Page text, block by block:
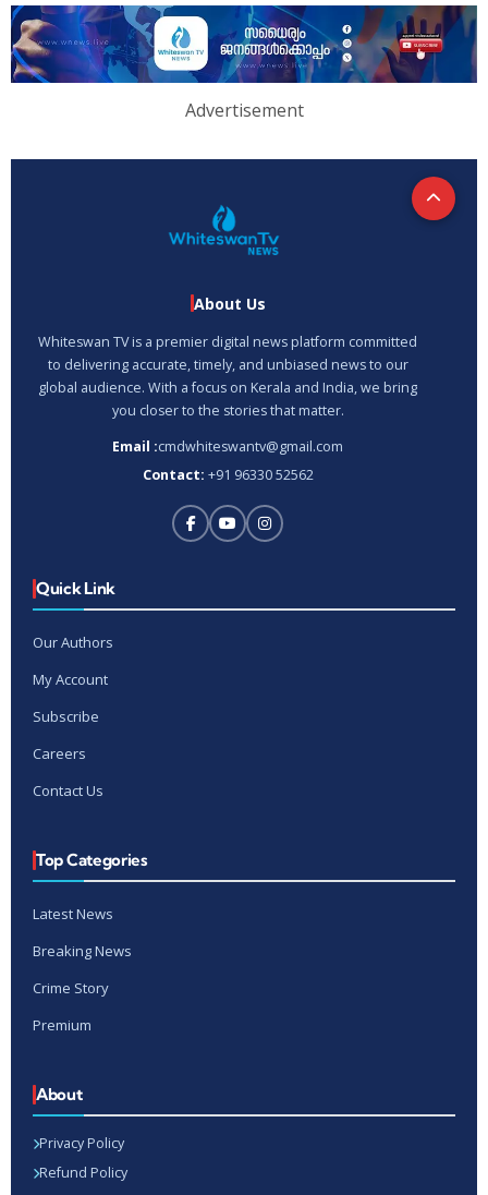
Advertisement
About Us
Whiteswan TV is a premier digital news platform committed
to delivering accurate, timely, and unbiased news to our
global audience. With a focus on Kerala and India, we bring
you closer to the stories that matter.
Email :cmdwhiteswantv@gmail.com
Contact: +91 96330 52562
Quick Link
Our Authors
My Account
Subscribe
Careers
Contact Us
Top Categories
Latest News
Breaking News
Crime Story
Premium
About
Privacy Policy
Refund Policy